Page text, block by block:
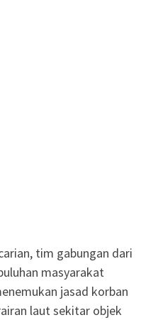
tim gabungan dari
masyarakat
jasad korban
laut sekitar objek